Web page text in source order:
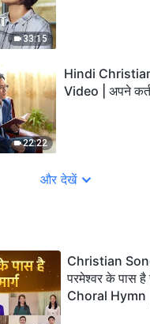
33:15
22:22
Hindi
Video | अपने
और देखें
Christian
परमेश्वर के पास है
Choral Hymn